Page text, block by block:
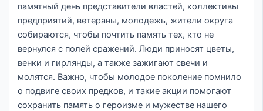
памятный день представители властей, коллективы
предприятий, ветераны, молодежь, жители округа
собираются, чтобы почтить память тех, кто не
вернулся с полей сражений. Люди приносят цветы,
венки и гирлянды, а также зажигают свечи и
молятся. Важно, чтобы молодое поколение помнило
о подвиге своих предков, и такие акции помогают
сохранить память о героизме и мужестве нашего